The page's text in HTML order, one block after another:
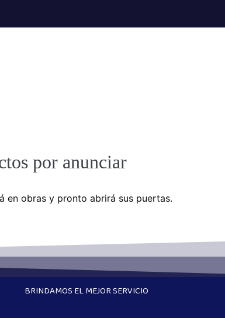
por anunciar
en obras y pronto abrirá sus puertas.
BRINDAMOS EL MEJOR SERVICIO